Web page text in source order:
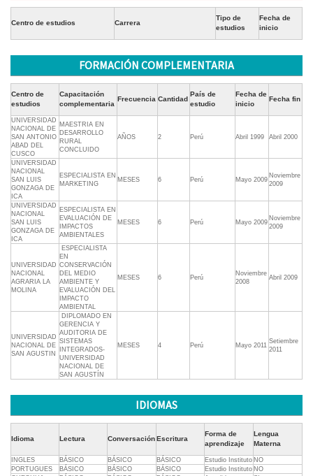
Centro de estudios Carrera
Tipo de
estudios
Fecha de
inicio
FORMACIÓN COMPLEMENTARIA
Centro de
estudios
Capacitación
complementaria
Frecuencia Cantidad
País de
estudio
Fecha de
inicio
Fecha fin
UNIVERSIDAD
NACIONAL DE
SAN ANTONIO
ABAD DEL
CUSCO
MAESTRIA EN
DESARROLLO
RURAL
CONCLUIDO
AÑOS 2 Perú Abril 1999 Abril 2000
UNIVERSIDAD
NACIONAL
SAN LUIS
GONZAGA DE
ICA
ESPECIALISTA EN
MARKETING
MESES 6 Perú Mayo 2009
Noviembre
2009
UNIVERSIDAD
NACIONAL
SAN LUIS
GONZAGA DE
ICA
ESPECIALISTA EN
EVALUACIÓN DE
IMPACTOS
AMBIENTALES
MESES 6 Perú Mayo 2009
Noviembre
2009
UNIVERSIDAD
NACIONAL
AGRARIA LA
MOLINA
 ESPECIALISTA
EN
CONSERVACIÓN
DEL MEDIO
AMBIENTE Y
EVALUACIÓN DEL
IMPACTO
AMBIENTAL
MESES 6 Perú
Noviembre
2008
Abril 2009
UNIVERSIDAD
NACIONAL DE
SAN AGUSTIN
 DIPLOMADO EN
GERENCIA Y
AUDITORIA DE
SISTEMAS
INTEGRADOS-
UNIVERSIDAD
NACIONAL DE
SAN AGUSTÍN
MESES 4 Perú Mayo 2011
Setiembre
2011
IDIOMAS
Idioma Lectura ConversaciónEscritura
Forma de
aprendizaje
Lengua
Materna
INGLES BÁSICO BÁSICO BÁSICO Estudio Instituto NO
PORTUGUES
BÁSICO BÁSICO BÁSICO Estudio Instituto NO